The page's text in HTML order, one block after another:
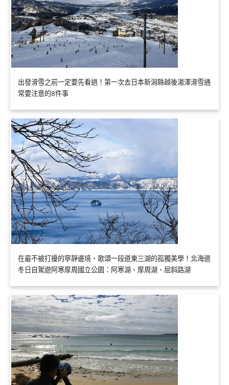
出發滑雪之前一定要先看過！第一次去日本新潟縣越後湯澤滑雪通
常要注意的8件事
在最不被打擾的寧靜邊境，歌頌一段道東三湖的孤獨美學！北海道
冬日自駕遊阿寒摩周國立公園：阿寒湖、摩周湖、屈斜路湖